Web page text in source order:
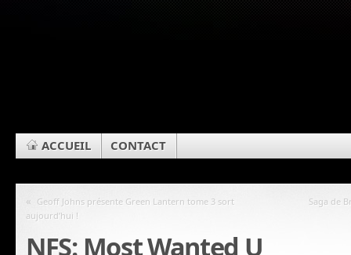
ACCUEIL CONTACT
« Geoff Johns présente Green Lantern tome 3 sort
aujourd’hui !
Saga de
NFS: Most Wanted U